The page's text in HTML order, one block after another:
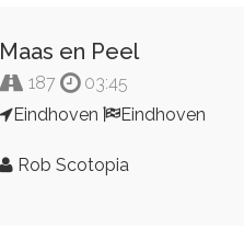
Maas en Peel
187
03:45
Eindhoven
Eindhoven
Rob Scotopia